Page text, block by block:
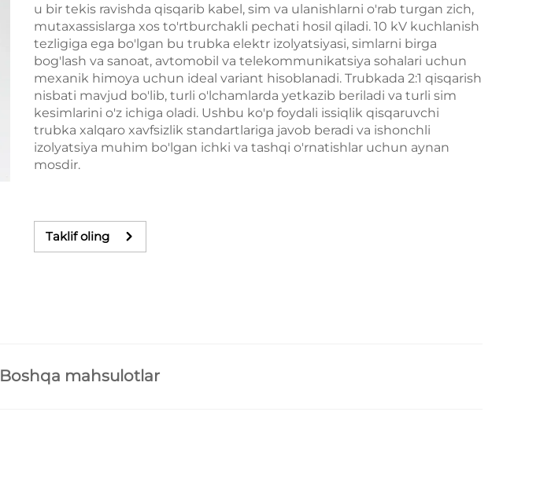
u bir tekis ravishda qisqarib kabel, sim va ulanishlarni o'rab turgan zich,
mutaxassislarga xos to'rtburchakli pechati hosil qiladi. 10 kV kuchlanish
tezligiga ega bo'lgan bu trubka elektr izolyatsiyasi, simlarni birga
bog'lash va sanoat, avtomobil va telekommunikatsiya sohalari uchun
mexanik himoya uchun ideal variant hisoblanadi. Trubkada 2:1 qisqarish
nisbati mavjud bo'lib, turli o'lchamlarda yetkazib beriladi va turli sim
kesimlarini o'z ichiga oladi. Ushbu ko'p foydali issiqlik qisqaruvchi
trubka xalqaro xavfsizlik standartlariga javob beradi va ishonchli
izolyatsiya muhim bo'lgan ichki va tashqi o'rnatishlar uchun aynan
mosdir.
Taklif oling
Boshqa mahsulotlar